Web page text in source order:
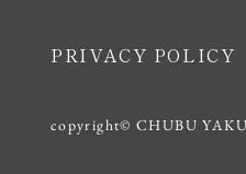
PRIVACY POLICY
copyright© CHUBU